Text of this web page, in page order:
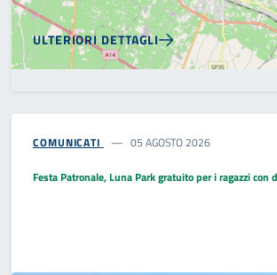
ULTERIORI DETTAGLI
COMUNICATI 05 AGOSTO 2026
Festa Patronale, Luna Park gratuito per i ragazzi con